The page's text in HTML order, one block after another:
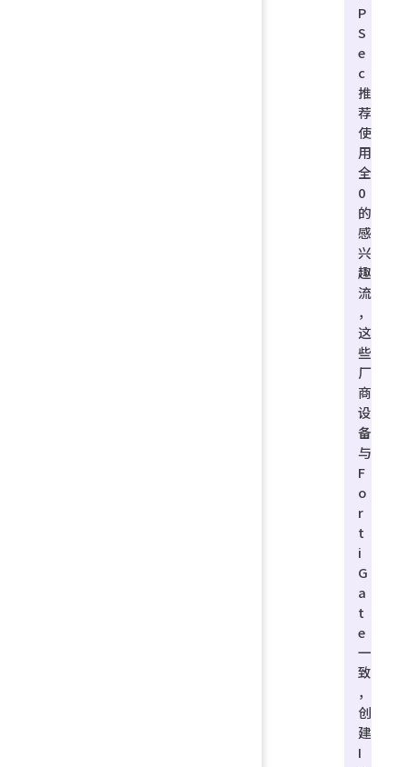
P
S
e
c
推
荐
使
用
全
0
的
感
兴
趣
流
，
这
些
厂
商
设
备
与
F
o
r
t
i
G
a
t
e
一
致
，
创
建
I